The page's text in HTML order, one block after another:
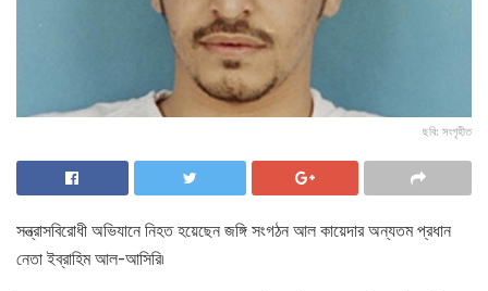
ছবি: সংগৃহীত
সন্ত্রাসবিরোধী অভিযানে নিহত হয়েছেন জঙ্গি সংগঠন আল কায়েদার অন্যতম প্রধান
নেতা ইব্রাহিম আল-আসিরি৷